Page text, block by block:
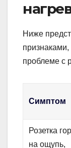
Ниже
проблеме с
Симптом
Розетка
на ощупь,